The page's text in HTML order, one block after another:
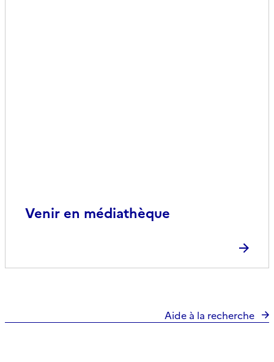
Venir en médiathèque
Aide à la recherche